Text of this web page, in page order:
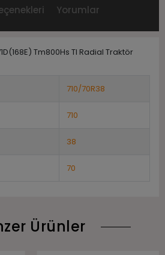
Yorumlar
Tm800Hs Tl Radial Traktör
710/70R38
710
38
70
Ürünler